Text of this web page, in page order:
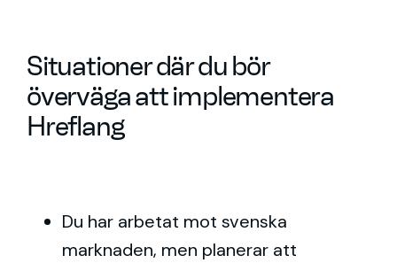
Situationer där du bör
överväga att implementera
Hreflang
Du har arbetat mot svenska
marknaden, men planerar att